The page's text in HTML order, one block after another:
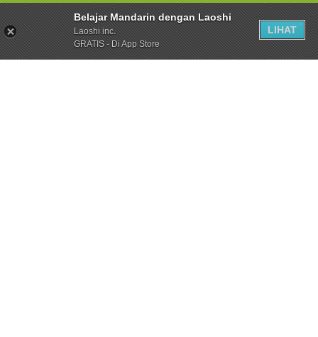
Belajar Mandarin dengan Laoshi
Laoshi inc.
GRATIS - Di App Store
LIHAT